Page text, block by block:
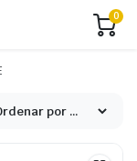
0